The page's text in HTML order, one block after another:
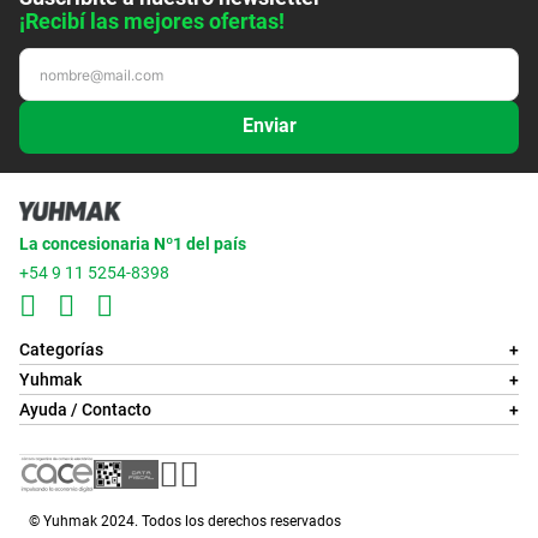
¡Recibí las mejores ofertas!
Enviar
La concesionaria Nº1 del país
+54 9 11 5254-8398
Categorías
+
Yuhmak
+
Ayuda / Contacto
+
© Yuhmak 2024. Todos los derechos reservados